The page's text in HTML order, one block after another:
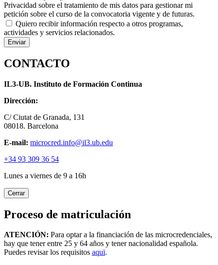
Privacidad sobre el tratamiento de mis datos para gestionar mi
petición sobre el curso de la convocatoria vigente y de futuras.
Quiero recibir información respecto a otros programas,
actividades y servicios relacionados.
CONTACTO
IL3-UB. Instituto de Formación Continua
Dirección:
C/ Ciutat de Granada, 131
08018. Barcelona
E-mail: microcred.info@il3.ub.edu
+34 93 309 36 54
Lunes a viernes de 9 a 16h
Cerrar
Proceso de matriculación
ATENCIÓN: Para optar a la financiación de las microcredenciales,
hay que tener entre 25 y 64 años y tener nacionalidad española.
Puedes revisar los requisitos aquï.